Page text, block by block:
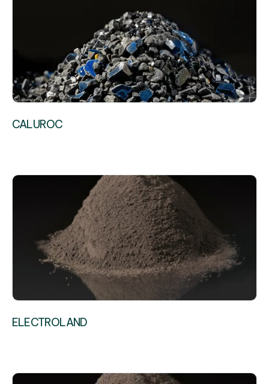
CALUROC
ELECTROLAND